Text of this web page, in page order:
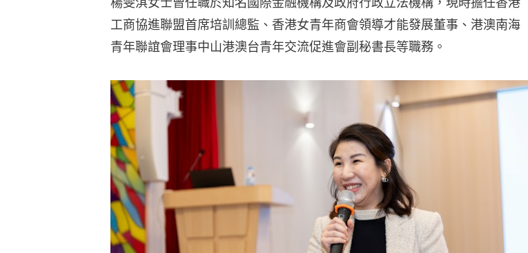
工商協進聯盟首席培訓總監、香港女青年商會領導才能發展董事、港澳南海
青年聯誼會理事中山港澳台青年交流促進會副秘書長等職務。